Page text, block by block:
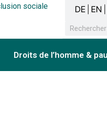
sociale DE EN
Droits de l’homme &